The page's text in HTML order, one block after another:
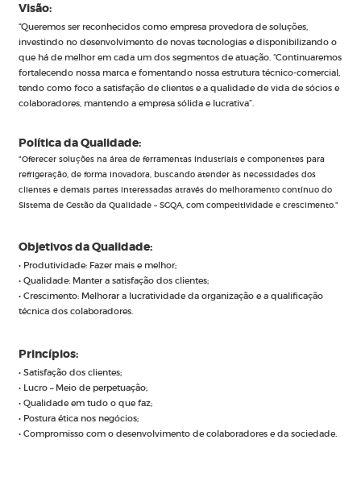
Visão:
“Queremos ser reconhecidos como empresa provedora de soluções,
investindo no desenvolvimento de novas tecnologias e disponibilizando o
que há de melhor em cada um dos segmentos de atuação. “Continuaremos
fortalecendo nossa marca e fomentando nossa estrutura técnico-comercial,
tendo como foco a satisfação de clientes e a qualidade de vida de sócios e
colaboradores, mantendo a empresa sólida e lucrativa”.
Política da Qualidade:
"Oferecer soluções na área de ferramentas industriais e componentes para
refrigeração, de forma inovadora, buscando atender às necessidades dos
clientes e demais partes interessadas através do melhoramento contínuo do
Sistema de Gestão da Qualidade – SGQA, com competitividade e crescimento."
Objetivos da Qualidade:
• Produtividade: Fazer mais e melhor;
• Qualidade: Manter a satisfação dos clientes;
• Crescimento: Melhorar a lucratividade da organização e a qualificação
técnica dos colaboradores.
Princípios:
• Satisfação dos clientes;
• Lucro – Meio de perpetuação;
• Qualidade em tudo o que faz;
• Postura ética nos negócios;
• Compromisso com o desenvolvimento de colaboradores e da sociedade.